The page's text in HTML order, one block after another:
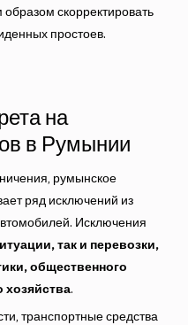
скорректировать
простоев.
на
в Румынии
румынское
ряд исключений из
Исключения
так и перевозки,
общественного
хозяйства.
транспортные средства